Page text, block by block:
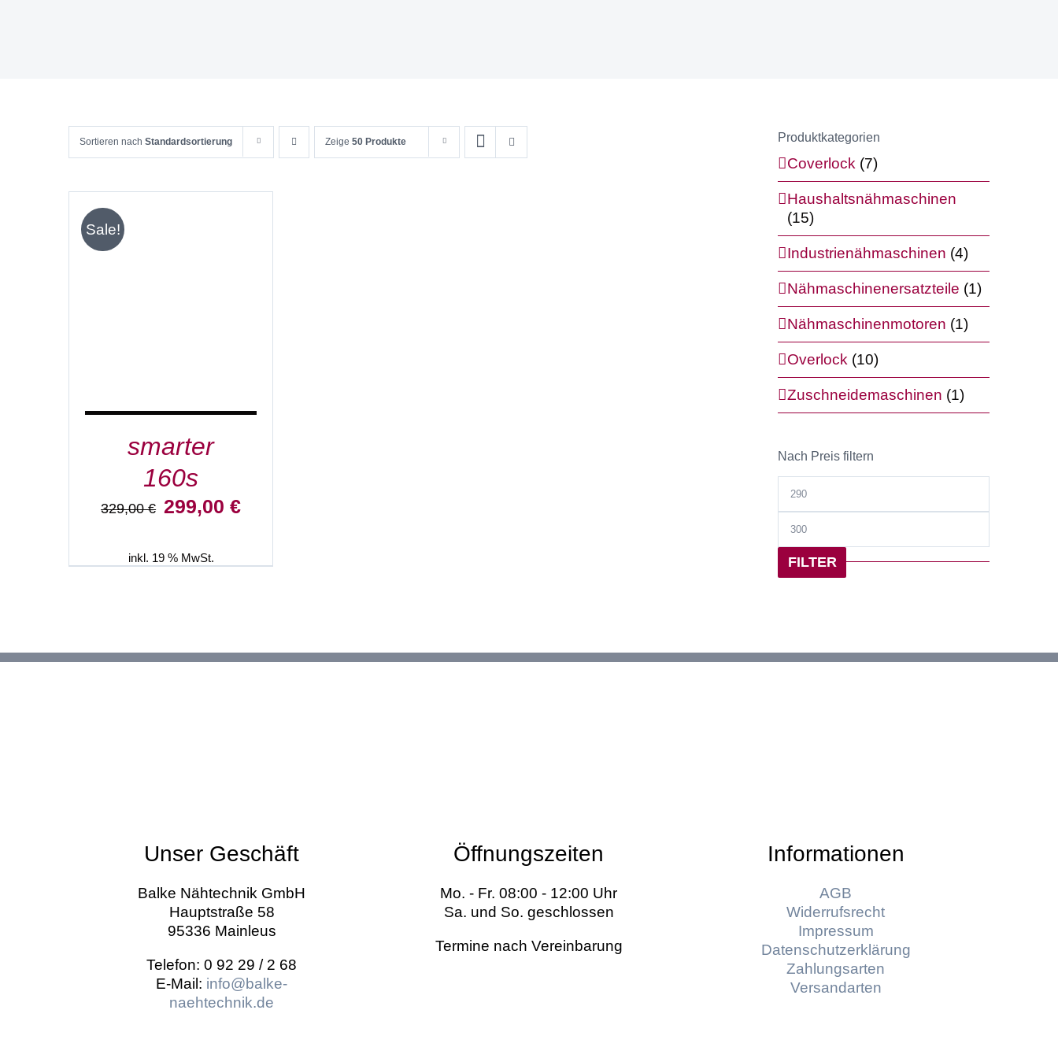
Sortieren nach Standardsortierung Zeige 50 Produkte
Sale!
smarter
160s
329,00€ Ursprünglicher
329,00 €
299,00€Aktueller
inkl. 19 % MwSt.
Produktkategorien
Coverlock (7)
Haushaltsnähmaschinen
(15)
Industrienähmaschinen (4)
Nähmaschinenersatzteile (1)
Nähmaschinenmotoren (1)
Overlock (10)
Zuschneidemaschinen (1)
Nach Preis filtern
FILTER
Unser Geschäft
Balke Nähtechnik GmbH
Hauptstraße 58
95336 Mainleus
Telefon: 0 92 29 / 2 68
E-Mail: info@balke-
naehtechnik.de
Öffnungszeiten
Mo. - Fr. 08:00 - 12:00 Uhr
Sa. und So. geschlossen
Termine nach Vereinbarung
Informationen
AGB
Widerrufsrecht
Impressum
Datenschutzerklärung
Zahlungsarten
Versandarten